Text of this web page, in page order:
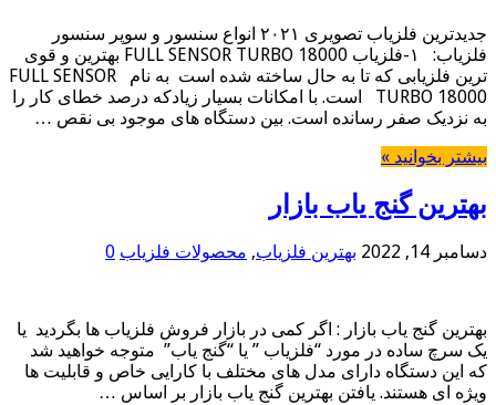
جدیدترین فلزیاب تصویری ۲۰۲۱ انواع سنسور و سوپر سنسور
فلزیاب: ۱-فلزیاب FULL SENSOR TURBO 18000 بهترین و قوی
ترین فلزیابی که تا به حال ساخته شده است به نام FULL SENSOR
TURBO 18000 است. با امکانات بسیار زیادکه درصد خطای کار را
به نزدیک صفر رسانده است. بین دستگاه های موجود بی نقص …
بیشتر بخوانید »
بهترین گنج یاب بازار
دسامبر 14, 2022 بهترین فلزیاب, محصولات فلزیاب 0
بهترین گنج یاب بازار : اگر کمی در بازار فروش فلزیاب ها بگردید یا
یک سرچ ساده در مورد “فلزیاب ” یا “گنج یاب” متوجه خواهید شد
که این دستگاه دارای مدل های مختلف با کارایی خاص و قابلیت ها
ویژه ای هستند. یافتن بهترین گنج یاب بازار بر اساس …